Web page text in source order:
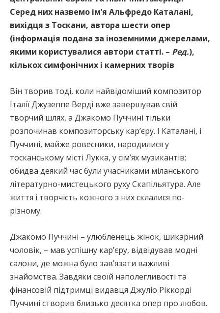
Серед них назвемо ім’я Альфредо Каталані,
вихідця з Тоскани, автора шести опер
(інформація подана за іноземними джерелами,
якими користувалися автори статті. – Ред.),
кількох симфонічних і камерних творів
Він творив тоді, коли найвідоміший композитор
Італії Джузеппе Верді вже завершував свій
творчий шлях, а Джакомо Пуччині тільки
розпочинав композиторську кар’єру. І Каталані, і
Пуччині, майже ровесники, народилися у
тосканському місті Лукка, у сім’ях музикантів;
обидва деякий час були учасниками міланського
літературно-мистецького руху Скапільятура. Але
життя і творчість кожного з них склалися по-
різному.
Джакомо Пуччині – улюбленець жінок, шикарний
чоловік, – мав успішну кар’єру, відвідував модні
салони, де можна було зав’язати важливі
знайомства. Завдяки своїй наполегливості та
фінансовій підтримці видавця Джуліо Ріккорді
Пуччині створив близько десятка опер про любов.